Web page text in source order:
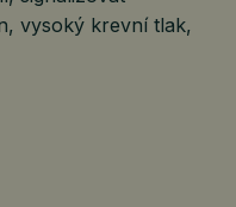
vysoký krevní tlak,